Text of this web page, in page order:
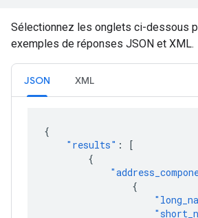
Sélectionnez les onglets ci-dessous
exemples de réponses JSON et XML.
JSON XML
{
"results" :
[
{
{